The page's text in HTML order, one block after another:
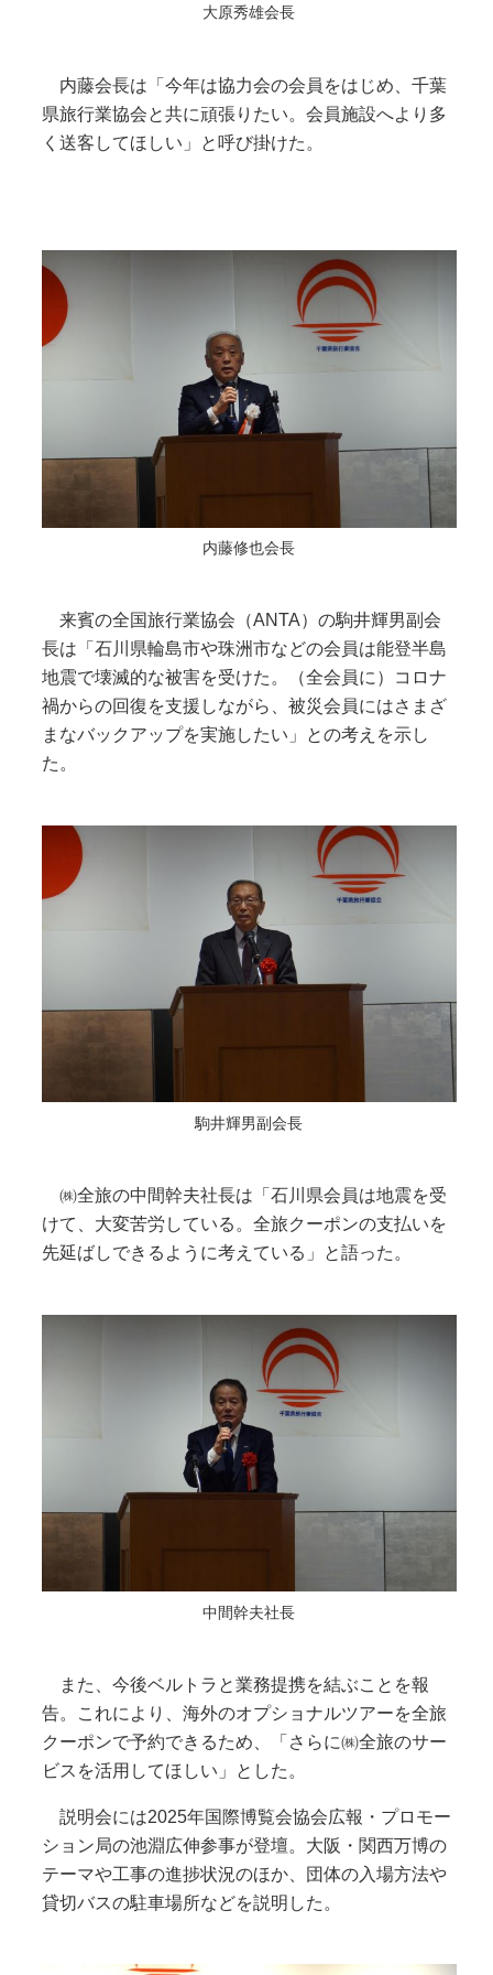
大原秀雄会長
内藤会長は「今年は協力会の会員をはじめ、千葉
県旅行業協会と共に頑張りたい。会員施設へより多
く送客してほしい」と呼び掛けた。
内藤修也会長
来賓の全国旅行業協会（ANTA）の駒井輝男副会
長は「石川県輪島市や珠洲市などの会員は能登半島
地震で壊滅的な被害を受けた。（全会員に）コロナ
禍からの回復を支援しながら、被災会員にはさまざ
まなバックアップを実施したい」との考えを示し
た。
駒井輝男副会長
㈱全旅の中間幹夫社長は「石川県会員は地震を受
けて、大変苦労している。全旅クーポンの支払いを
先延ばしできるように考えている」と語った。
中間幹夫社長
また、今後ベルトラと業務提携を結ぶことを報
告。これにより、海外のオプショナルツアーを全旅
クーポンで予約できるため、「さらに㈱全旅のサー
ビスを活用してほしい」とした。
説明会には2025年国際博覧会協会広報・プロモー
ション局の池淵広伸参事が登壇。大阪・関西万博の
テーマや工事の進捗状況のほか、団体の入場方法や
貸切バスの駐車場所などを説明した。